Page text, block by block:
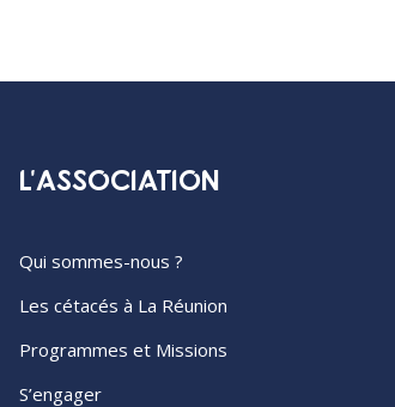
L'ASSOCIATION
Qui sommes-nous ?
Les cétacés à La Réunion
Programmes et Missions
S’engager